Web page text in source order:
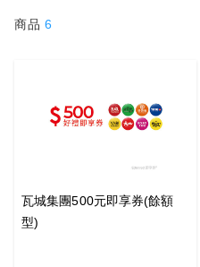
商品6
瓦城集團500元即享券(餘額
型)